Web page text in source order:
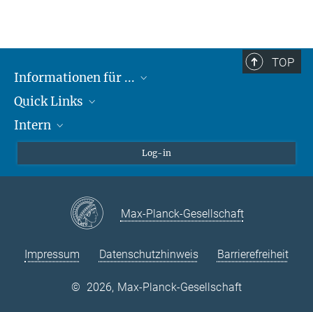
roxana.zeraati@tuebingen.mpg.de
TOP
Informationen für ...
Lieferanten
Studierende
Quick Links
Max-Planck-Gesellschaft
Max-Planck-Campus Tübingen
Stellenangebote
Intern
VPN-Hilfe
Log-in
Max-Planck-Gesellschaft
Impressum Datenschutzhinweis Barrierefreiheit
© 2026, Max-Planck-Gesellschaft